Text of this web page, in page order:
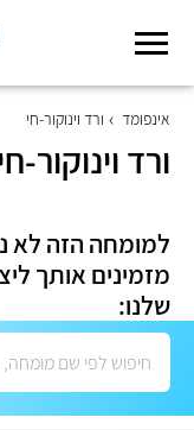
אינפומד ורד וינוקור-חי
ורד וינוקור-
למומחה הזה לא
מזמינים אותך
שלנו: